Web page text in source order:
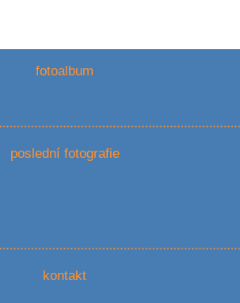
fotoalbum
poslední fotografie
kontakt